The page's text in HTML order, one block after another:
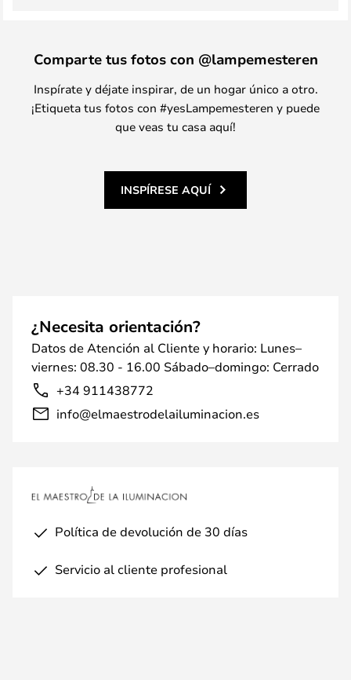
Comparte tus fotos con @lampemesteren
Inspírate y déjate inspirar, de un hogar único a otro.
¡Etiqueta tus fotos con #yesLampemesteren y puede
que veas tu casa aquí!
INSPÍRESE AQUÍ
¿Necesita orientación?
Datos de Atención al Cliente y horario: Lunes–
viernes: 08.30 - 16.00 Sábado–domingo: Cerrado
+34 911438772
info@elmaestrodelailuminacion.es
Política de devolución de 30 días
Servicio al cliente profesional